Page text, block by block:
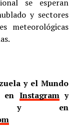
se esperan
y sectores
meteorológicas
y el Mundo
en Instagramy
en